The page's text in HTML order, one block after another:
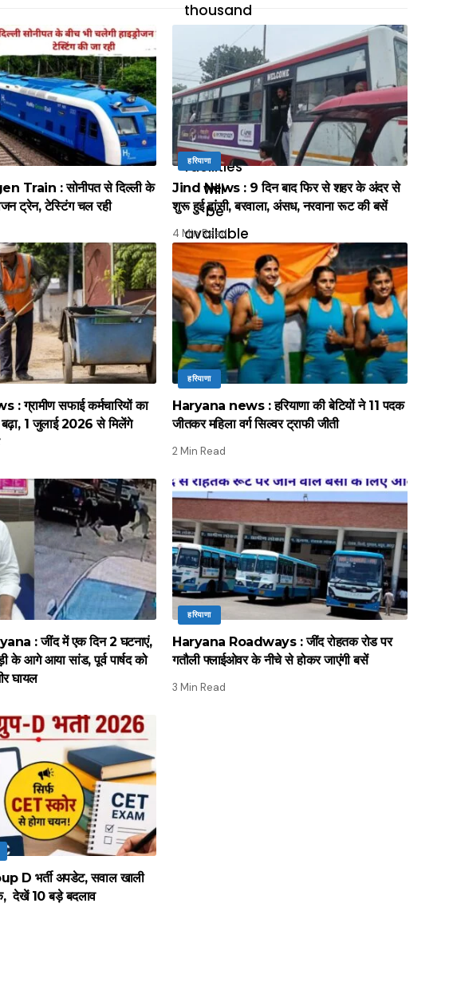
Train : सोनीपत से दिल्ली के
ट्रेन, टेस्टिंग चल रही
हरियाणा
Jind News : 9 दिन बाद फिर से शहर के अंदर से
शुरू हुई हांसी, बरवाला, अंसध, नरवाना रूट की बसें
4 Min Read
ग्रामीण सफाई कर्मचारियों का
1 जुलाई 2026 से मिलेंगे
हरियाणा
Haryana news : हरियाणा की बेटियों ने 11 पदक
जीतकर महिला वर्ग सिल्वर ट्राफी जीती
2 Min Read
: जींद में एक दिन 2 घटनाएं,
के आगे आया सांड, पूर्व पार्षद को
घायल
हरियाणा
Haryana Roadways : जींद रोहतक रोड पर
गतौली फ्लाईओवर के नीचे से होकर जाएंगी बसें
3 Min Read
D भर्ती अपडेट, सवाल खाली
देखें 10 बड़े बदलाव